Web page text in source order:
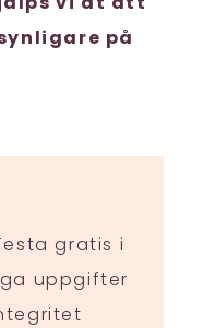
på
gratis i
uppgifter